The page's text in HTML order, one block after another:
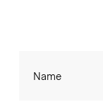
Name